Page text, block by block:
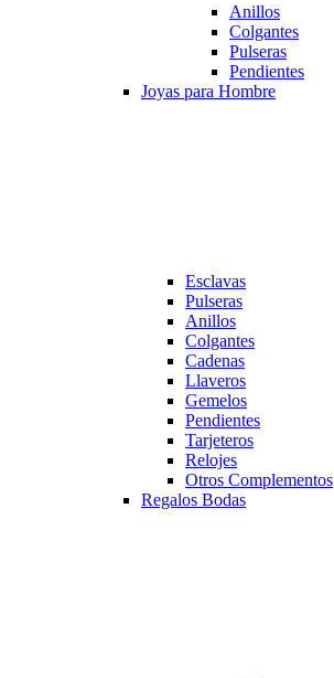
Anillos
Colgantes
Pulseras
Pendientes
Joyas para Hombre
Esclavas
Pulseras
Anillos
Colgantes
Cadenas
Llaveros
Gemelos
Pendientes
Tarjeteros
Relojes
Otros Complementos
Regalos Bodas